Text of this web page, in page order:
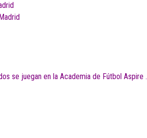
se juegan en la Academia de Fútbol Aspire .